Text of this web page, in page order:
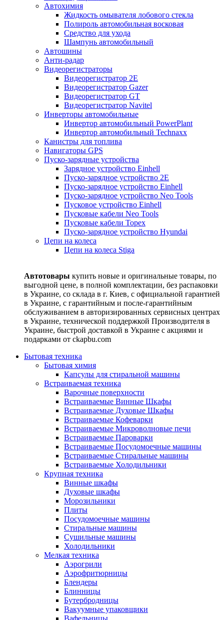
Автохимия
Жидкость омывателя лобового стекла
Полироль автомобильная восковая
Средство для ухода
Шампунь автомобильный
Автошины
Анти-радар
Видеорегистраторы
Видеорегистратор 2E
Видеорегистратор Gazer
Видеорегистратор GT
Видеорегистратор Navitel
Инверторы автомобильные
Инвертор автомобильный PowerPlant
Инвертор автомобильный Technaxx
Канистры для топлива
Навигаторы GPS
Пуско-зарядные устройства
Зарядное устройство Einhell
Пуско-зарядное устройство 2E
Пуско-зарядное устройство Einhell
Пуско-зарядное устройство Neo Tools
Пусковое устройство Einhell
Пусковые кабели Neo Tools
Пусковые кабели Topex
Пуско-зарядное устройство Hyundai
Цепи на колеса
Цепи на колеса Stiga
Автотовары купить новые и оригинальные товары, по
выгодной цене, в полной комплектации, без распаковки
в Украине, со склада в г. Киев, с официальной гарантией
в Украине, с гарантийным и после-гарантийным
обслуживанием в авторизированных сервисных центрах
в Украине, технической поддержкой Производителя в
Украине, быстрой доставкой в Украине с акциями и
подарками от ckapbu.com
Бытовая техника
Бытовая химия
Капсулы для стиральной машины
Встраиваемая техника
Варочные поверхности
Встраиваемые Винные Шкафы
Встраиваемые Духовые Шкафы
Встраиваемые Кофеварки
Встраиваемые Микроволновые печи
Встраиваемые Пароварки
Встраиваемые Посудомоечные машины
Встраиваемые Стиральные машины
Встраиваемые Холодильники
Крупная техника
Винные шкафы
Духовые шкафы
Морозильники
Плиты
Посудомоечные машины
Стиральные машины
Сушильные машины
Холодильники
Мелкая техника
Аэрогрили
Аэрофритюрницы
Блендеры
Блинницы
Бутербродницы
Вакуумные упаковщики
Вафельницы